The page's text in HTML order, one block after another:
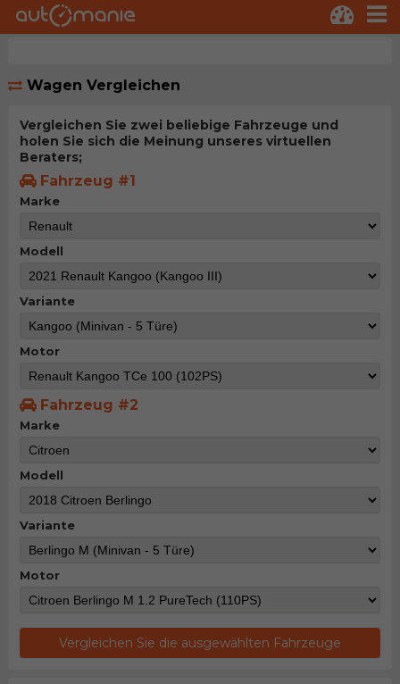
Wagen Vergleichen
Vergleichen Sie zwei beliebige Fahrzeuge und
holen Sie sich die Meinung unseres virtuellen
Beraters;
Fahrzeug #1
Marke
Modell
Variante
Motor
Fahrzeug #2
Marke
Modell
Variante
Motor
Vergleichen Sie die ausgewählten Fahrzeuge